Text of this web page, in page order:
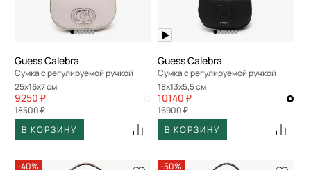
Guess Calebra
Сумка с регулируемой ручкой
25x16x7 см
9250 ₽
18500 ₽
В КОРЗИНУ
Guess Calebra
Сумка с регулируемой ручкой
18x13x5,5 см
10140 ₽
16900 ₽
В КОРЗИНУ
-40% -50%